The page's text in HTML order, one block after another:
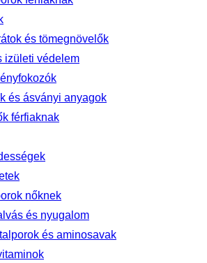
és tömegnövelők
izületi védelem
és ásványi anyagok
férfiaknak
nőknek
és nyugalom
és aminosavak